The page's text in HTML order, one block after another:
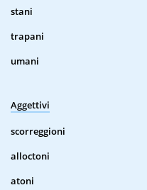
stani
trapani
umani
Aggettivi
scorreggioni
alloctoni
atoni